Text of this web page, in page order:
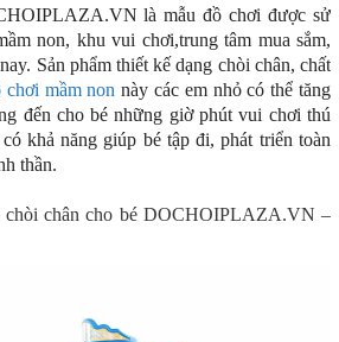
là mẫu đồ chơi được sử
non, khu vui chơi,trung tâm mua sắm,
Sản phẩm thiết kế dạng chòi chân, chất
chơi mầm non này các em nhỏ có thể tăng
đến cho bé những giờ phút vui chơi thú
khả năng giúp bé tập đi, phát triển toàn
thần.
chòi chân cho bé DOCHOIPLAZA.VN –